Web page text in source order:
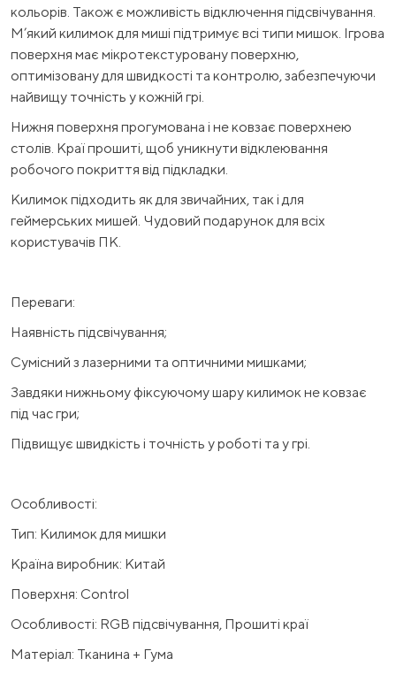
кольорів. Також є можливість відключення підсвічування.
М’який килимок для миші підтримує всі типи мишок. Ігрова
поверхня має мікротекстуровану поверхню,
оптимізовану для швидкості та контролю, забезпечуючи
найвищу точність у кожній грі.
Нижня поверхня прогумована і не ковзає поверхнею
столів. Краї прошиті, щоб уникнути відклеювання
робочого покриття від підкладки.
Килимок підходить як для звичайних, так і для
геймерських мишей. Чудовий подарунок для всіх
користувачів ПК.
Переваги:
Наявність підсвічування;
Сумісний з лазерними та оптичними мишками;
Завдяки нижньому фіксуючому шару килимок не ковзає
під час гри;
Підвищує швидкість і точність у роботі та у грі.
Особливості:
Тип: Килимок для мишки
Країна виробник: Китай
Поверхня: Control
Особливості: RGB підсвічування, Прошиті краї
Матеріал: Тканина + Гума